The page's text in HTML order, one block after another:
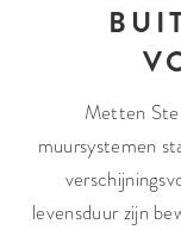
Metten
muursystemen
levensduur zijn